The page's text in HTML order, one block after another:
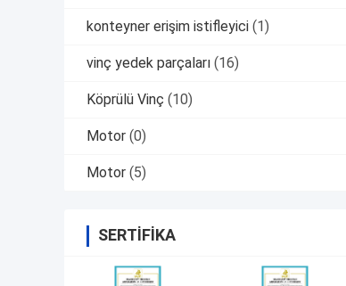
konteyner erişim istifleyici (1)
vinç yedek parçaları (16)
Köprülü Vinç (10)
Motor (0)
Motor (5)
SERTIFIKA